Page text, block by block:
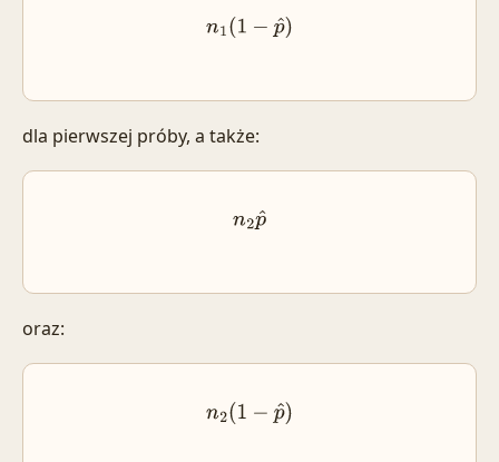
n1(1 −p ^)
dla pierwszej próby, a także:
n2p^
oraz:
n2(1 −p ^)